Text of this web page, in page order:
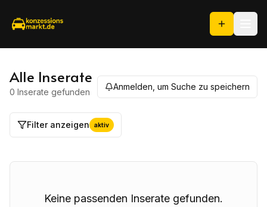
Alle Inserate
0 Inserate gefunden
Anmelden, um Suche zu speichern
Filter anzeigen aktiv
Keine passenden Inserate gefunden.